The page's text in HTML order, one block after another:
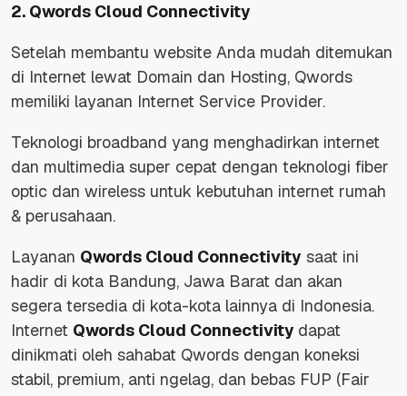
2. Qwords Cloud Connectivity
Setelah membantu website Anda mudah ditemukan
di Internet lewat Domain dan Hosting, Qwords
memiliki layanan Internet Service Provider.
Teknologi broadband yang menghadirkan internet
dan multimedia super cepat dengan teknologi fiber
optic dan wireless untuk kebutuhan internet rumah
& perusahaan.
Layanan Qwords Cloud Connectivity saat ini
hadir di kota Bandung, Jawa Barat dan akan
segera tersedia di kota-kota lainnya di Indonesia.
Internet Qwords Cloud Connectivity dapat
dinikmati oleh sahabat Qwords dengan koneksi
stabil, premium, anti ngelag, dan bebas FUP (Fair